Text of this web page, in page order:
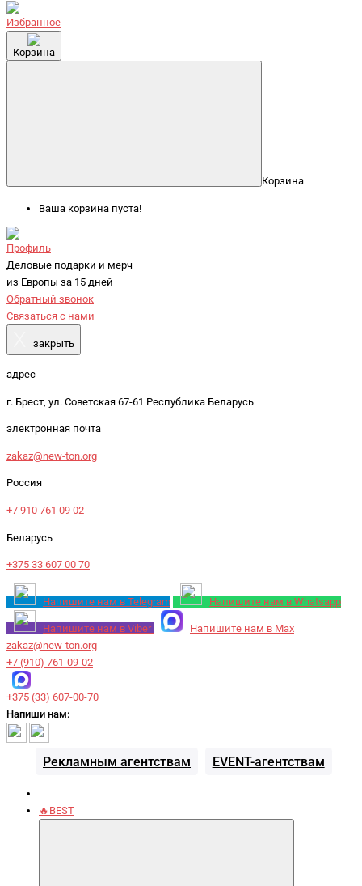
Избранное
Корзина
Корзина
Ваша корзина пуста!
Профиль
Деловые подарки и мерч
из Европы за 15 дней
Обратный звонок
Связаться с нами
закрыть
адрес
г. Брест, ул. Советская 67-61 Республика Беларусь
электронная почта
zakaz@new-ton.org
Россия
+7 910 761 09 02
Беларусь
+375 33 607 00 70
Напишите нам в Telegram Напишите нам в Whatsapp
Напишите нам в Viber
Напишите нам в Max
zakaz@new-ton.org
+7 (910) 761-09-02
+375 (33) 607-00-70
Напиши нам:
Рекламным агентствам EVENT-агентствам
🔥BEST